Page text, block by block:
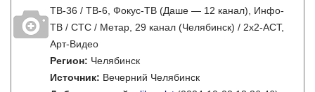
ТВ-36 / ТВ-6, Фокус-ТВ (Даше — 12 канал), Инфо-
ТВ / СТС / Метар, 29 канал (Челябинск) / 2х2-АСТ,
Арт-Видео
Регион: Челябинск
Источник: Вечерний Челябинск